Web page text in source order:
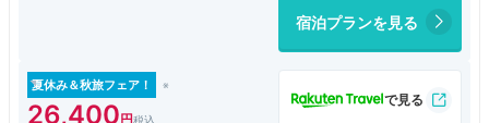
宿泊プランを見る
夏休み＆秋旅フェア！
26,400